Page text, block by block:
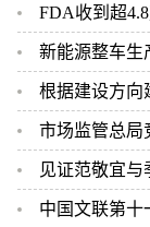
FDA收到超4.8
新能源整车生产
根据建设方向
市场监管总局
见证范敬宜与
中国文联第十